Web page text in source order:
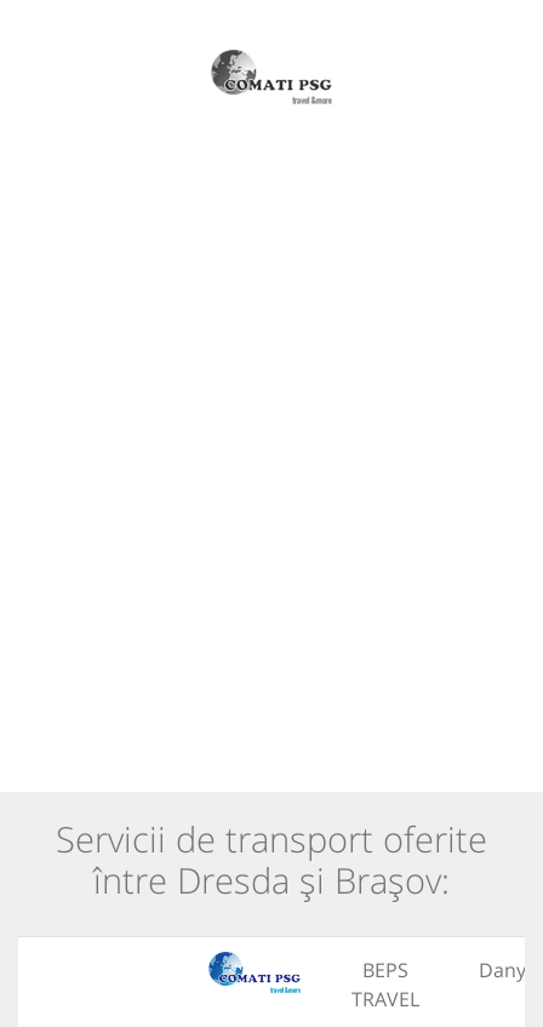
Servicii de transport oferite
între Dresda și Brașov:
BEPS
TRAVEL